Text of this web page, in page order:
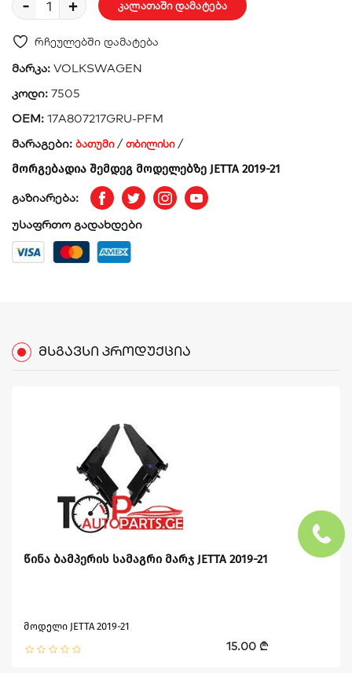
- + კალათაში დამატება
რჩეულებში დამატება
მარკა: VOLKSWAGEN
კოდი: 7505
OEM: 17A807217GRU-PFM
მარაგები: ბათუმი/თბილისი/
მორგებადია შემდეგ მოდელებზე JETTA 2019-21
გაზიარება: FacebookTwitterInstagramYoutube
უსაფრთო გადახდები
ᲛᲡᲒᲐᲕᲡᲘ ᲞᲠᲝᲓᲣᲥᲪᲘᲐ
წინა ბამპერის სამაგრი მარჯ JETTA 2019-21
მოდელი JETTA 2019-21
15.00 ₾